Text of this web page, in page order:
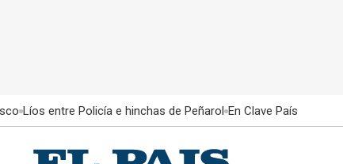
Líos entre Policía e hinchas de Peñarol En Clave País